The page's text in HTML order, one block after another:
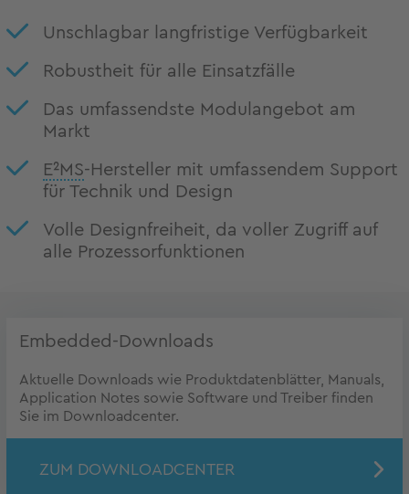
Unschlagbar langfristige Verfügbarkeit
Robustheit für alle Einsatzfälle
Das umfassendste Modulangebot am
Markt
E²MS-Hersteller mit umfassendem Support
für Technik und Design
Volle Designfreiheit, da voller Zugriff auf
alle Prozessorfunktionen
Embedded-Downloads
Aktuelle Downloads wie Produktdatenblätter, Manuals,
Application Notes sowie Software und Treiber finden
Sie im Downloadcenter.
ZUM DOWNLOADCENTER